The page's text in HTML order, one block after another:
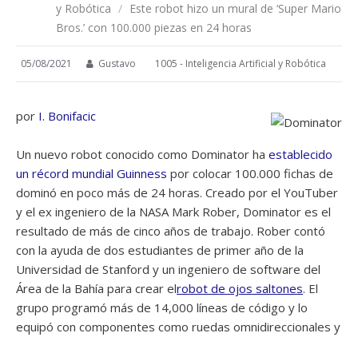
y Robótica / Este robot hizo un mural de ‘Super Mario
Bros.’ con 100.000 piezas en 24 horas
05/08/2021 Gustavo 1005 - Inteligencia Artificial y Robótica
por I. Bonifacic
Un nuevo robot conocido como Dominator ha establecido
un récord mundial Guinness por colocar 100.000 fichas de
dominó en poco más de 24 horas. Creado por el YouTuber
y el ex ingeniero de la NASA Mark Rober, Dominator es el
resultado de más de cinco años de trabajo. Rober contó
con la ayuda de dos estudiantes de primer año de la
Universidad de Stanford y un ingeniero de software del
Área de la Bahía para crear elrobot de ojos saltones. El
grupo programó más de 14,000 líneas de código y lo
equipó con componentes como ruedas omnidireccionales y